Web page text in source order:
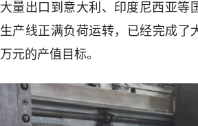
大量出口到意大利、印度尼西亚等
生产线正满负荷运转，已经完成了
万元的产值目标。